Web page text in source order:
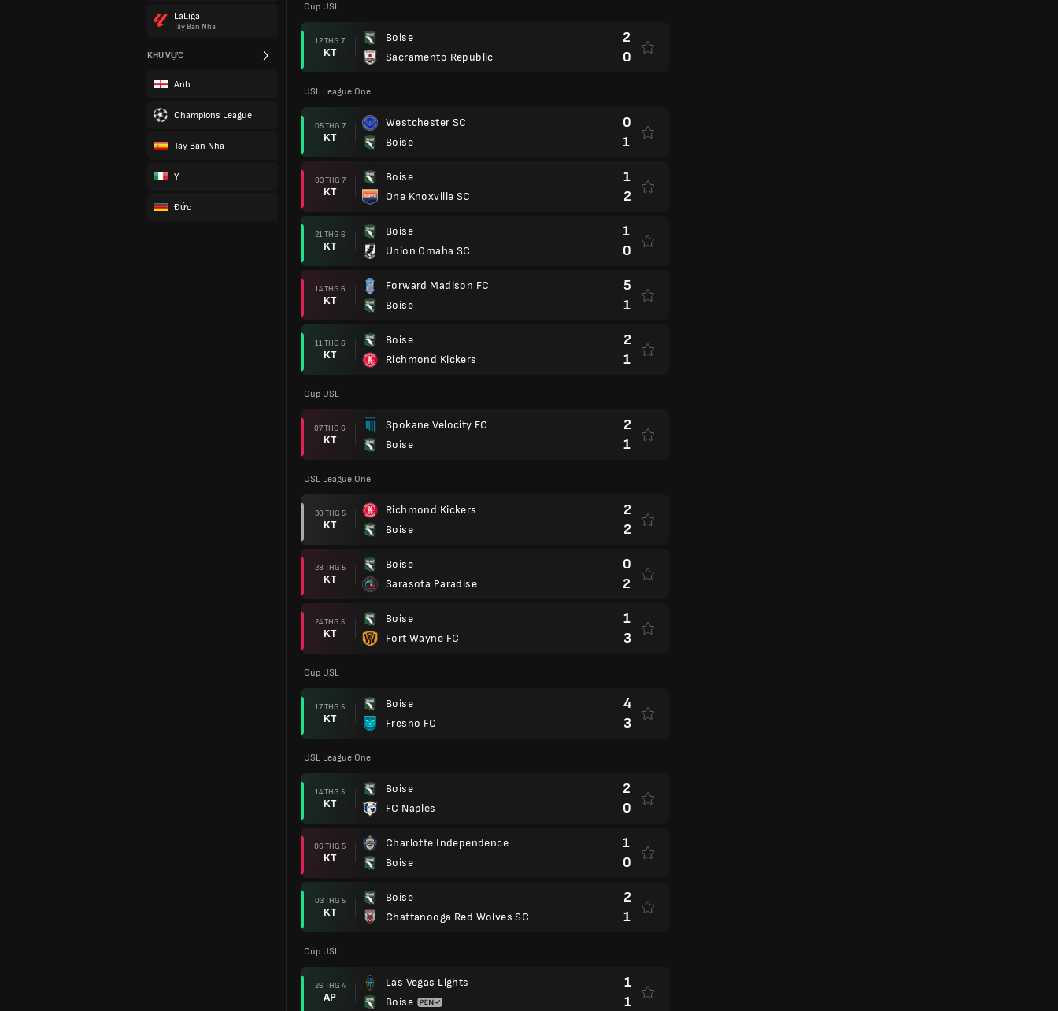
LaLiga
Tây Ban Nha
KHU VỰC
Anh
Champions League
Tây Ban Nha
Ý
Đức
Cúp USL
12 THG 7
KT
Boise
Sacramento Republic
2
0
USL League One
05 THG 7
KT
Westchester SC
Boise
0
1
03 THG 7
KT
Boise
One Knoxville SC
1
2
21 THG 6
KT
Boise
Union Omaha SC
1
0
14 THG 6
KT
Forward Madison FC
Boise
5
1
11 THG 6
KT
Boise
Richmond Kickers
2
1
Cúp USL
07 THG 6
KT
Spokane Velocity FC
Boise
2
1
USL League One
30 THG 5
KT
Richmond Kickers
Boise
2
2
28 THG 5
KT
Boise
Sarasota Paradise
0
2
24 THG 5
KT
Boise
Fort Wayne FC
1
3
Cúp USL
17 THG 5
KT
Boise
Fresno FC
4
3
USL League One
14 THG 5
KT
Boise
FC Naples
2
0
06 THG 5
KT
Charlotte Independence
Boise
1
0
03 THG 5
KT
Boise
Chattanooga Red Wolves SC
2
1
Cúp USL
26 THG 4
AP
Las Vegas Lights
Boise
1
1